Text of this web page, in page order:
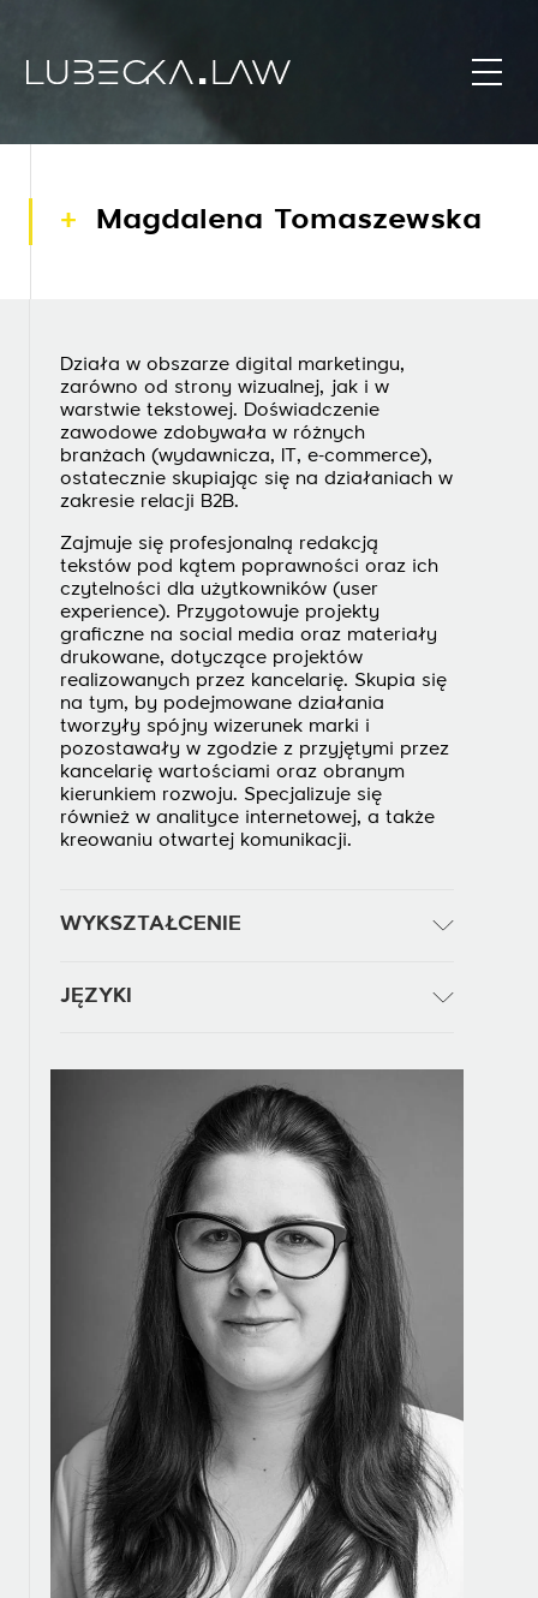
Magdalena Tomaszewska
Działa w obszarze digital marketingu,
zarówno od strony wizualnej, jak i w
warstwie tekstowej. Doświadczenie
zawodowe zdobywała w różnych
branżach (wydawnicza, IT, e-commerce),
ostatecznie skupiając się na działaniach w
zakresie relacji B2B.
Zajmuje się profesjonalną redakcją
tekstów pod kątem poprawności oraz ich
czytelności dla użytkowników (user
experience). Przygotowuje projekty
graficzne na social media oraz materiały
drukowane, dotyczące projektów
realizowanych przez kancelarię. Skupia się
na tym, by podejmowane działania
tworzyły spójny wizerunek marki i
pozostawały w zgodzie z przyjętymi przez
kancelarię wartościami oraz obranym
kierunkiem rozwoju. Specjalizuje się
również w analityce internetowej, a także
kreowaniu otwartej komunikacji.
WYKSZTAŁCENIE
JĘZYKI